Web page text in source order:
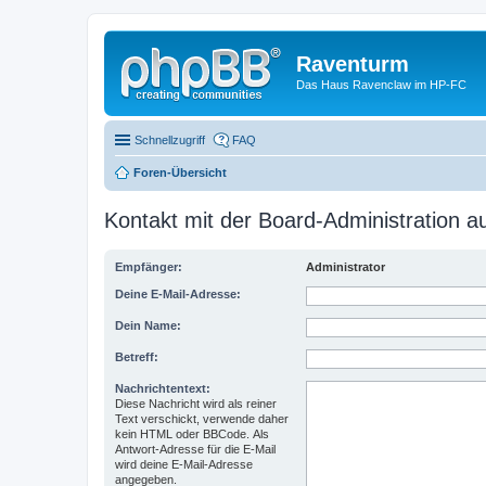
Raventurm
Das Haus Ravenclaw im HP-FC
Schnellzugriff FAQ
Foren-Übersicht
Kontakt mit der Board-Administration
Empfänger: Administrator
Deine E-Mail-Adresse:
Dein Name:
Betreff:
Nachrichtentext:
Diese Nachricht wird als reiner
Text verschickt, verwende daher
kein HTML oder BBCode. Als
Antwort-Adresse für die E-Mail
wird deine E-Mail-Adresse
angegeben.